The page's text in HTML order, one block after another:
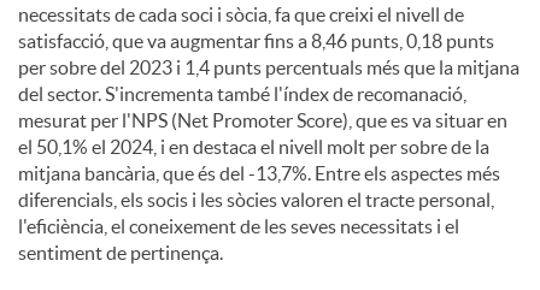
necessitats de cada soci i sòcia, fa que creixi el nivell de
satisfacció, que va augmentar fins a 8,46 punts, 0,18 punts
per sobre del 2023 i 1,4 punts percentuals més que la mitjana
del sector. S'incrementa també l'índex de recomanació,
mesurat per l'NPS (Net Promoter Score), que es va situar en
el 50,1% el 2024, i en destaca el nivell molt per sobre de la
mitjana bancària, que és del -13,7%. Entre els aspectes més
diferencials, els socis i les sòcies valoren el tracte personal,
l'eficiència, el coneixement de les seves necessitats i el
sentiment de pertinença.